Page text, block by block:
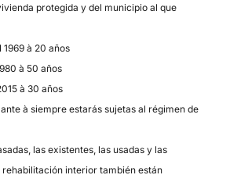
protegida y del municipio al que
à 20 años
à 50 años
à 30 años
à siempre estarás sujetas al régimen de
las existentes, las usadas y las
rehabilitación interior también están